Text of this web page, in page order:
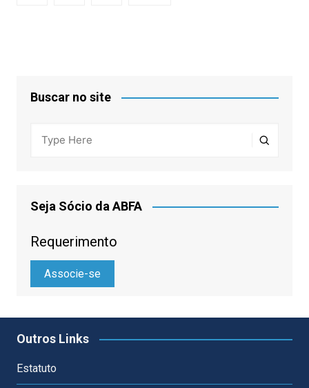
Buscar no site
Seja Sócio da ABFA
Requerimento
Associe-se
Outros Links
Estatuto